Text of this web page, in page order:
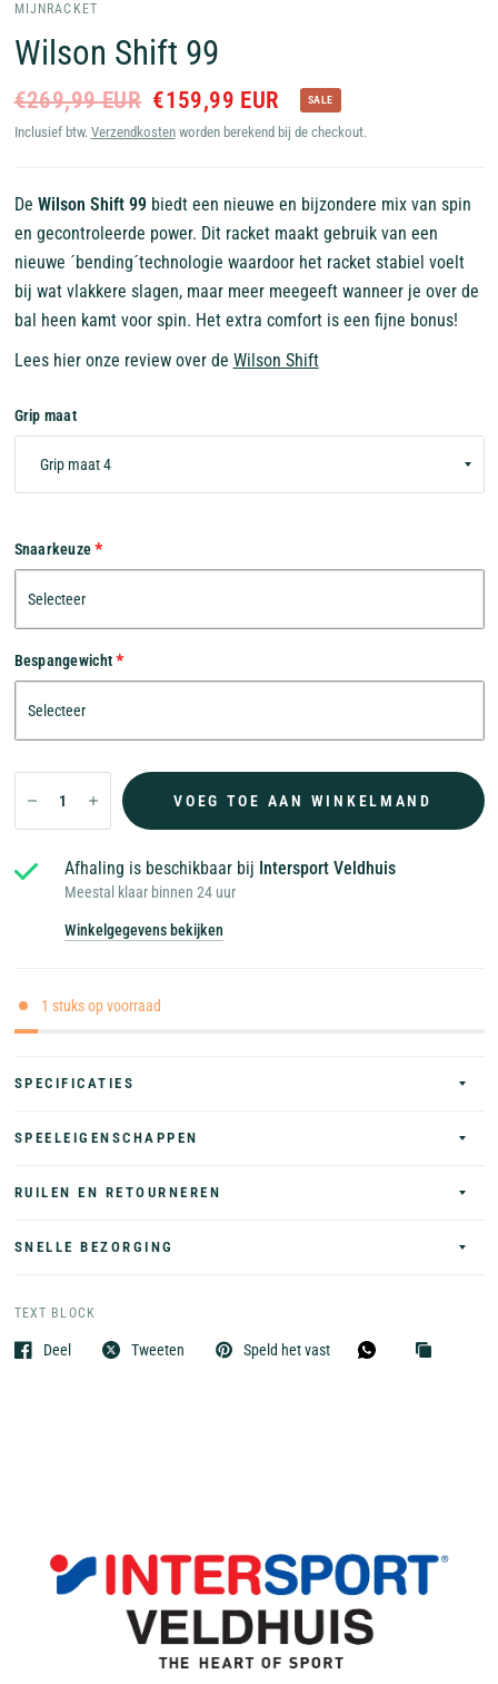
MIJNRACKET
Wilson Shift 99
€269,99 EUR €159,99 EUR SALE
Inclusief btw. Verzendkostenworden berekend bij de checkout.
De Wilson Shift 99biedt een nieuwe en bijzondere mix van spin
en gecontroleerde power. Dit racket maakt gebruik van een
nieuwe ´bending´technologie waardoor het racket stabiel voelt
bij wat vlakkere slagen, maar meer meegeeft wanneer je over de
bal heen kamt voor spin. Het extra comfort is een fijne bonus!
Lees hier onze review over de Wilson Shift
Grip maat
Snaarkeuze
Bespangewicht
VOEG TOE AAN WINKELMAND
Afhaling is beschikbaar bij Intersport Veldhuis
Meestal klaar binnen 24 uur
Winkelgegevens bekijken
1 stuks op voorraad
SPECIFICATIES
SPEELEIGENSCHAPPEN
RUILEN EN RETOURNEREN
SNELLE BEZORGING
TEXT BLOCK
Deel Tweeten Speld het vast